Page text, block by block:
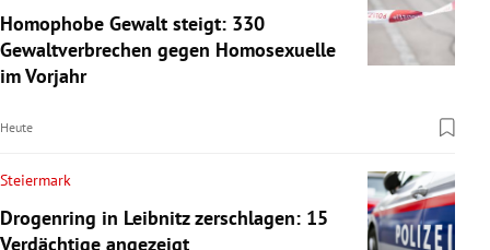
Homophobe Gewalt steigt: 330
Gewaltverbrechen gegen Homosexuelle
im Vorjahr
Heute
Steiermark
Drogenring in Leibnitz zerschlagen: 15
Verdächtige angezeigt